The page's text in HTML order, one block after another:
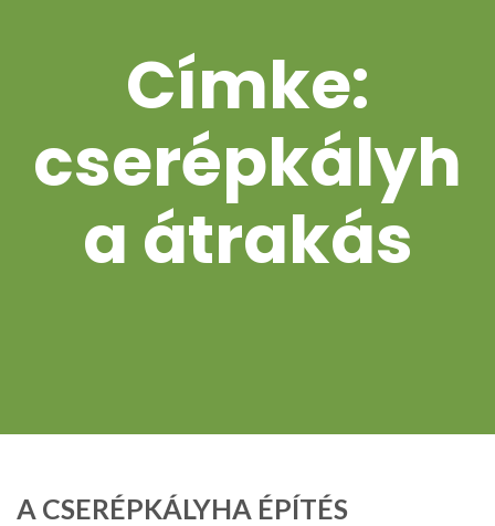
Címke:
cserépkályh
a átrakás
A CSERÉPKÁLYHA ÉPÍTÉS